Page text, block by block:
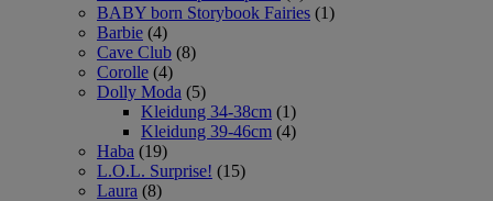
BABY born Storybook Fairies (1)
Barbie (4)
Cave Club (8)
Corolle (4)
Dolly Moda (5)
Kleidung 34-38cm (1)
Kleidung 39-46cm (4)
Haba (19)
L.O.L. Surprise! (15)
Laura (8)